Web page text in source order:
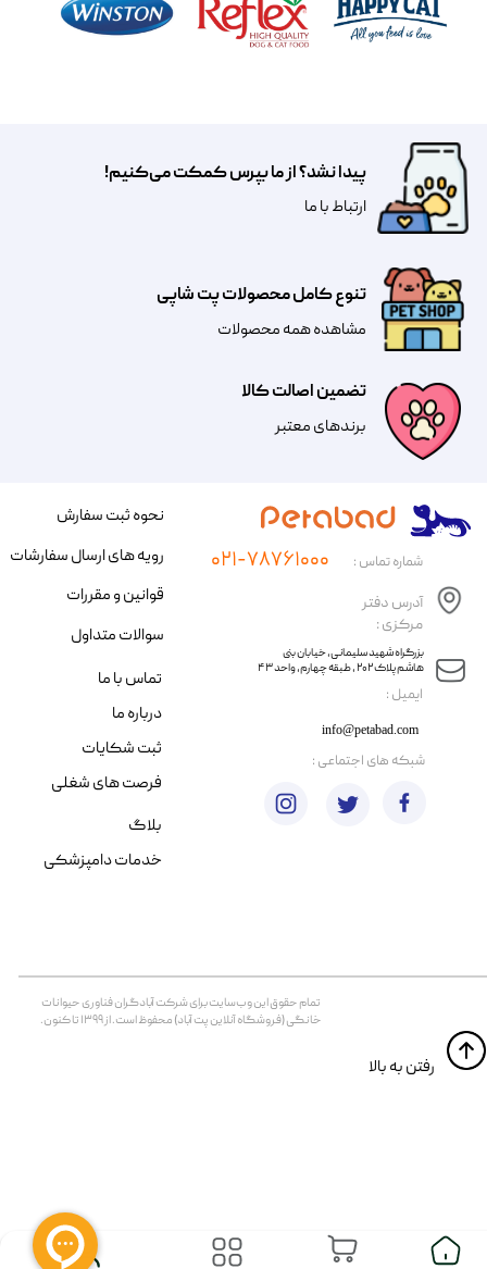
تضمین اصالت کالا
​​برندهای معتبر​​​​​​​
تنوع کامل محصولات پت شاپی
مشاهده همه محصولات
پیدا نشد؟ از ما بپرس کمکت می‌کنیم!
​​​ارتباط با ما
​ایمیل :
آدرس دفتر
مرکزی :
info@petabad.com
​​بزرگراه شهید سلیمانی، خیابان بنی
هاشم پلاک ۲۰۲ ، طبقه چهارم، واحد ۴۳
شماره تماس : ۰۲۱-۷۸۷۶۱۰۰۰
تمام حقوق اين وب‌سايت برای شرکت آبادگران فناوری حیوانات
خانگی (فروشگاه آنلاین پت آباد) محفوظ است. از ۱۳۹۹ تا کنون.
​​رفتن به بالا
نحوه ثبت سفارش
رویه های ارسال سفارشات
قوانین و مقررات
سوالات متداول
تماس با ما
درباره ما
ثبت شکایات
فرصت های شغلی
​شبکه های اجتماعی :
بلاگ
خدمات دامپزشکی